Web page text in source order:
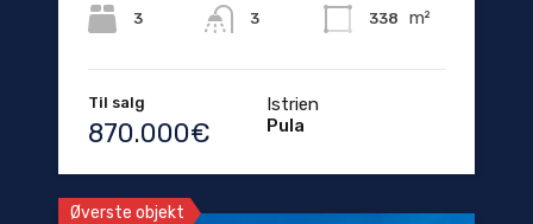
3 3 338 m²
Til salg
870.000€
Istrien
Pula
Øverste objekt